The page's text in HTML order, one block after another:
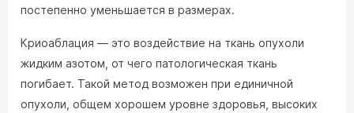
постепенно уменьшается в размерах.
Криоаблация — это воздействие на ткань опухоли
жидким азотом, от чего патологическая ткань
погибает. Такой метод возможен при единичной
опухоли, общем хорошем уровне здоровья, высоких